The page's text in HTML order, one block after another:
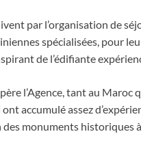
par l’organisation de
spécialisées, pour
de l’édifiante
l’Agence, tant au Maroc
accumulé assez
monuments historiques